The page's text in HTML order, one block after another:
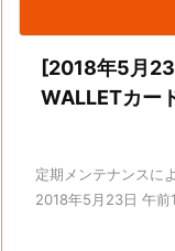
[2018年5月
WALLETカー
定期メンテナンスに
2018年5月23日 午前